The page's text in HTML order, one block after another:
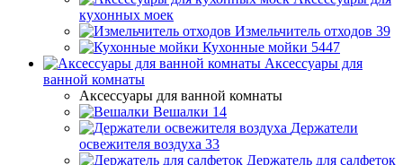
кухонных моек
Измельчитель отходов 39
Кухонные мойки 5447
Аксессуары для
ванной комнаты
Аксессуары для ванной комнаты
Вешалки 14
Держатели
освежителя воздуха 33
Держатель для салфеток